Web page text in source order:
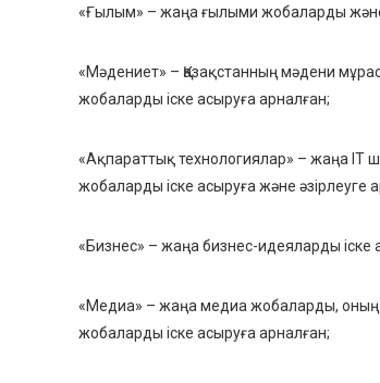
«Ғылым» – жаңа ғылыми жобаларды және
«Мәдениет» – Қазақстанның мәдени
жобаларды іске асыруға арналған;
«Ақпараттық технологиялар» – жаңа IT
жобаларды іске асыруға және әзірлеуге
«Бизнес» – жаңа бизнес-идеяларды іске
«Медиа» – жаңа медиа жобаларды, оның
жобаларды іске асыруға арналған;